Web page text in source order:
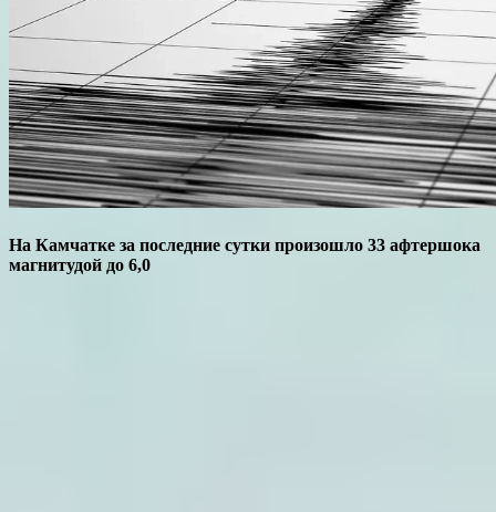
На Камчатке за последние сутки произошло 33 афтершока
магнитудой до 6,0